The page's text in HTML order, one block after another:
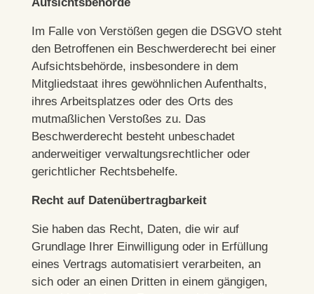
Aufsichts­behörde
Im Falle von Verstößen gegen die DSGVO steht
den Betroffenen ein Beschwerderecht bei einer
Aufsichtsbehörde, insbesondere in dem
Mitgliedstaat ihres gewöhnlichen Aufenthalts,
ihres Arbeitsplatzes oder des Orts des
mutmaßlichen Verstoßes zu. Das
Beschwerderecht besteht unbeschadet
anderweitiger verwaltungsrechtlicher oder
gerichtlicher Rechtsbehelfe.
Recht auf Daten­übertrag­barkeit
Sie haben das Recht, Daten, die wir auf
Grundlage Ihrer Einwilligung oder in Erfüllung
eines Vertrags automatisiert verarbeiten, an
sich oder an einen Dritten in einem gängigen,